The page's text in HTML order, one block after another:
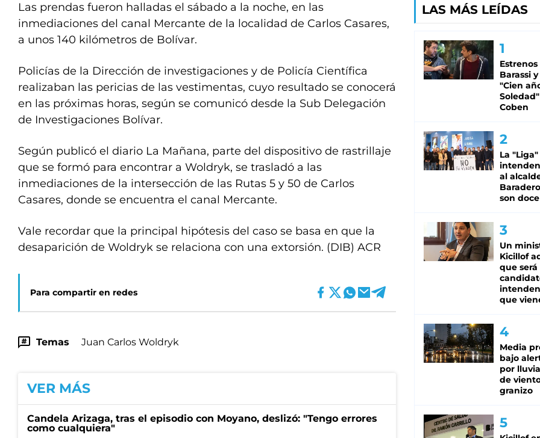
Las prendas fueron halladas el sábado a la noche, en las
inmediaciones del canal Mercante de la localidad de Carlos Casares,
a unos 140 kilómetros de Bolívar.
Policías de la Dirección de investigaciones y de Policía Científica
realizaban las pericias de las vestimentas, cuyo resultado se conocerá
en las próximas horas, según se comunicó desde la Sub Delegación
de Investigaciones Bolívar.
Según publicó el diario La Mañana, parte del dispositivo de rastrillaje
que se formó para encontrar a Woldryk, se trasladó a las
inmediaciones de la intersección de las Rutas 5 y 50 de Carlos
Casares, donde se encuentra el canal Mercante.
Vale recordar que la principal hipótesis del caso se basa en que la
desaparición de Woldryk se relaciona con una extorsión. (DIB) ACR
Para compartir en redes
Temas Juan Carlos Woldryk
VER MÁS
Candela Arizaga, tras el episodio con Moyano, deslizó: "Tengo errores
como cualquiera"
LAS MÁS LEÍDAS
Estrenos
Barassi
"Cien
Coben
La
al
son doce
Un
Kicillof
que será
que
Media
bajo
por
de
granizo